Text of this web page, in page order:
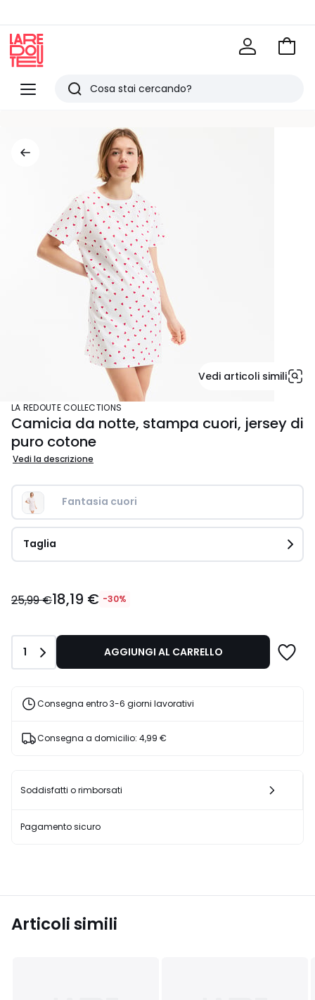
Menu
Redoute
Ricerca
articoli
Vai
Vedi articoli simili
LA REDOUTE COLLECTIONS
Camicia da notte, stampa cuori, jersey di
puro cotone
Vedi la descrizione
Fantasia cuori
Taglia
€
30%
sconto
applicato.
25,99 €18,19 € -30%
Quantità
1 AGGIUNGI AL CARRELLO
Consegna entro 3-6 giorni lavorativi
Consegna a domicilio: 4,99 €
Soddisfatti o rimborsati
Pagamento sicuro
Articoli simili